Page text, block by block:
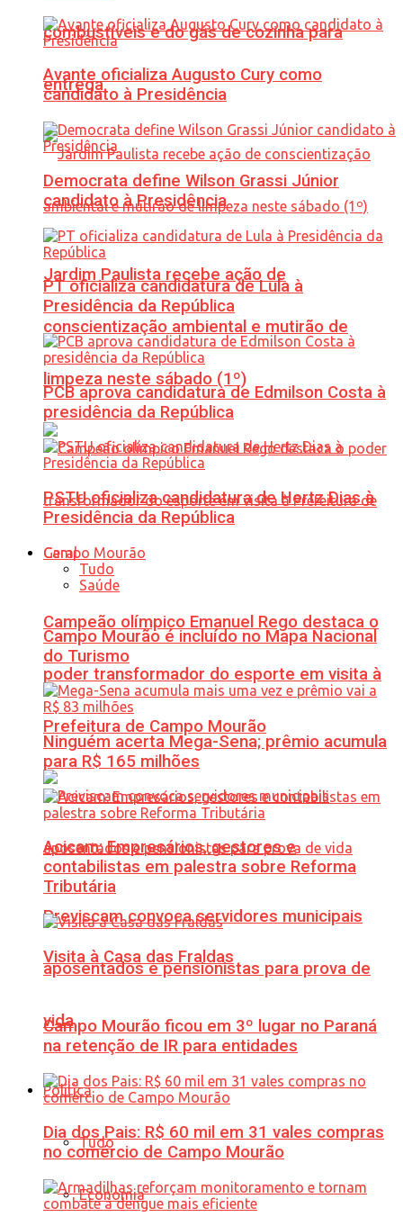
combustíveis e do gás de cozinha para
entrega
Jardim Paulista recebe ação de
conscientização ambiental e mutirão de
limpeza neste sábado (1º)
Campeão olímpico Emanuel Rego destaca o
poder transformador do esporte em visita à
Prefeitura de Campo Mourão
Previscam convoca servidores municipais
aposentados e pensionistas para prova de
vida
Política
Tudo
Economia
Avante oficializa Augusto Cury como
candidato à Presidência
Democrata define Wilson Grassi Júnior
candidato à Presidência
PT oficializa candidatura de Lula à
Presidência da República
PCB aprova candidatura de Edmilson Costa à
presidência da República
PSTU oficializa candidatura de Hertz Dias à
Presidência da República
Geral
Tudo
Saúde
Campo Mourão é incluído no Mapa Nacional
do Turismo
Ninguém acerta Mega-Sena; prêmio acumula
para R$ 165 milhões
Acicam: Empresários, gestores e
contabilistas em palestra sobre Reforma
Tributária
Visita à Casa das Fraldas
Campo Mourão ficou em 3º lugar no Paraná
na retenção de IR para entidades
Dia dos Pais: R$ 60 mil em 31 vales compras
no comércio de Campo Mourão